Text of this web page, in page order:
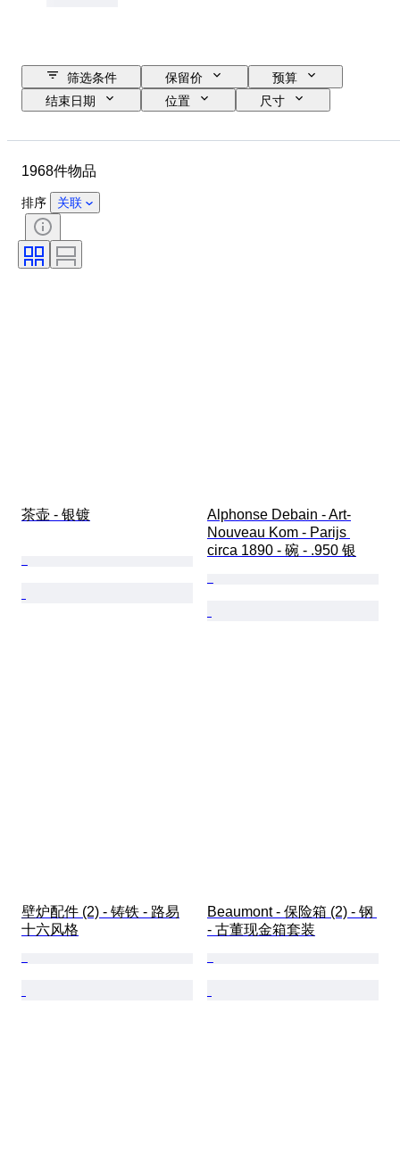
筛选条件 保留价
预算
结束日期
位置
尺寸
状态
课题
颜色
报时
表壳直径
1968件物品
排序 关联
茶壶 - 银镀
Alphonse Debain - Art-
Nouveau Kom - Parijs
circa 1890 - 碗 - .950 银
壁炉配件 (2) - 铸铁 - 路易
十六风格
Beaumont - 保险箱 (2) - 钢
- 古董现金箱套装